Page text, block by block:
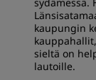
kaupungin
sieltä on
lautoille.